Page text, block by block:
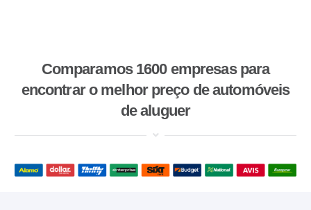
Comparamos 1600 empresas para
encontrar o melhor preço de automóveis
de aluguer